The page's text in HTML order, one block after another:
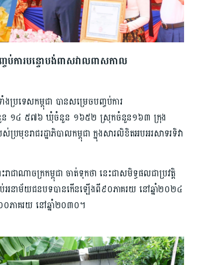
ចប់​ការ​បន្ទោបង់ពាសវាលពាសកាល
ប្រទេស​កម្ពុជា បាន​សម្រេច​បញ្ចប់​ការ​
នួន ១៤ ៥៧៦ ឃុំចំនួន ១៦៥២ ស្រុកចំនួន១៦៣ ក្រុង
ខ​រាជរដ្ឋាភិបាល​កម្ពុជា ក្នុង​សារលិខិតអបអរសាទរទិវា
ជាណាចក្រ​កម្ពុជា ​ចាត់ទុកថា នេះជា​សមិទ្ធផល​ជាប្រវត្តិ
អនាម័យ​ជនបទបាន​កើន​ឡើង​ពី៩០ភាគរយ នៅ​ឆ្នាំ​២០២៤
០ភាគរយ នៅ​ឆ្នាំ​២០៣០។